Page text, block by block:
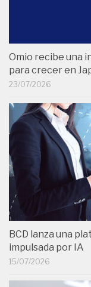
Omio recibe una
para crecer en
23/07/2026
BCD lanza una
impulsada por IA
15/07/2026